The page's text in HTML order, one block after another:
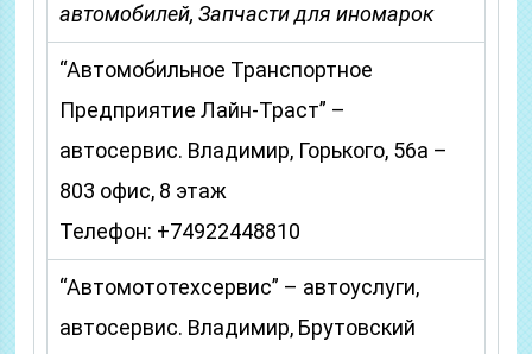
автомобилей, Запчасти для иномарок
“Автомобильное Транспортное
Предприятие Лайн-Траст” –
автосервис. Владимир, Горького, 56а –
803 офис, 8 этаж
Телефон: +74922448810
“Автомототехсервис” – автоуслуги,
автосервис. Владимир, Брутовский